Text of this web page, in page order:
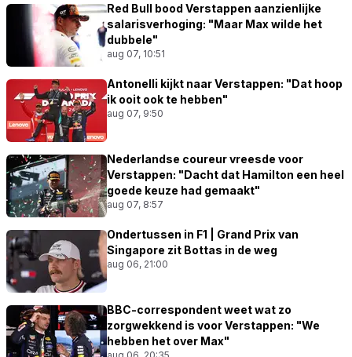
Red Bull bood Verstappen aanzienlijke
salarisverhoging: "Maar Max wilde het
dubbele"
aug 07, 10:51
Antonelli kijkt naar Verstappen: "Dat hoop
ik ooit ook te hebben"
aug 07, 9:50
Nederlandse coureur vreesde voor
Verstappen: "Dacht dat Hamilton een heel
goede keuze had gemaakt"
aug 07, 8:57
Ondertussen in F1 | Grand Prix van
Singapore zit Bottas in de weg
aug 06, 21:00
BBC-correspondent weet wat zo
zorgwekkend is voor Verstappen: "We
hebben het over Max"